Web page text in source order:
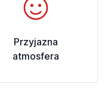
Przyjazna
atmosfera